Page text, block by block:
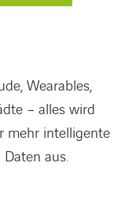
Wearables,
– alles wird
mehr intelligente
aus.